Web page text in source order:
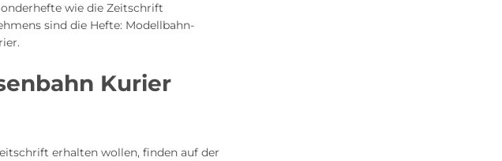
wie die Zeitschrift
sind die Hefte: Modellbahn-
Kurier
erhalten wollen, finden auf der